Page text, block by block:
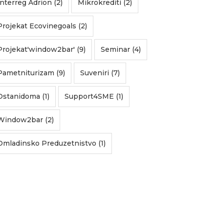
Adrion (2) Mikrokrediti (2)
Ecovinegoals (2)
(9) Seminar (4)
(9) Suveniri (7)
(1) Support4SME (1)
(2)
Preduzetnistvo (1)